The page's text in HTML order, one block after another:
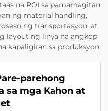
na ROI sa pamamagitan
ng material handling,
ng transportasyon, at
layout ng linya na angkop
kapaligiran sa produksyon.
parehong
sa mga Kahon at